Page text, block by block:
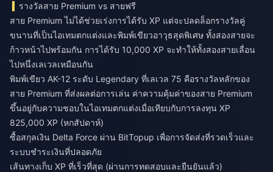
รางวัลสาย Premium vs สายฟรี
สาย Premium ไม่ได้ช่วยเร่งการได้รับ XP แต่จะปลดล็อกรางวัลคู่
ขนานที่เป็นไอเทมตกแต่งและพิมพ์เขียวอาวุธสุดพิเศษ ทั้งสองสายจะ
ก้าวหน้าไปพร้อมกัน การได้รับ 10,000 XP จะทำให้ทั้งสองสายเลื่อน
ไปหนึ่งเลเวลเหมือนกัน
พิมพ์เขียว AK-12 ระดับ Legendary ที่เลเวล 75 คือรางวัลหลักของ
สาย Premium ที่ส่งผลต่อการเล่น ค่าความคุ้มค่าของสาย Premium
ขึ้นอยู่กับความชอบในไอเทมตกแต่งเมื่อเทียบกับการลงทุน XP
825,000 XP (หกสัปดาห์)
ซื้อสกุลเงิน Delta Force ผ่าน BitTopup เพื่อการจัดส่งที่รวดเร็วและ
ระบบชำระเงินที่ปลอดภัย
เส้นทางเก็บ XP ที่เร็วที่สุด (ผ่านการทดสอบและยืนยันแล้ว)